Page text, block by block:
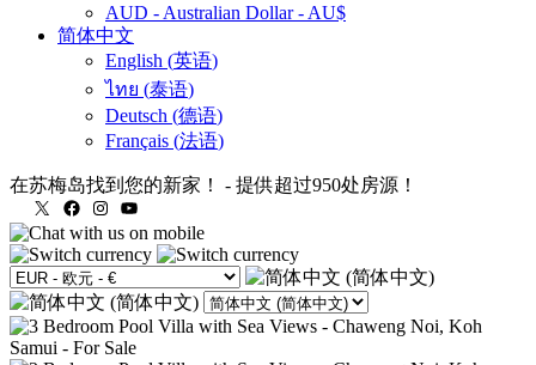
AUD - Australian Dollar - AU$
简体中文
English (英语)
ไทย (泰语)
Deutsch (德语)
Français (法语)
在苏梅岛找到您的新家！ - 提供超过950处房源！
X
FacebookInstagram